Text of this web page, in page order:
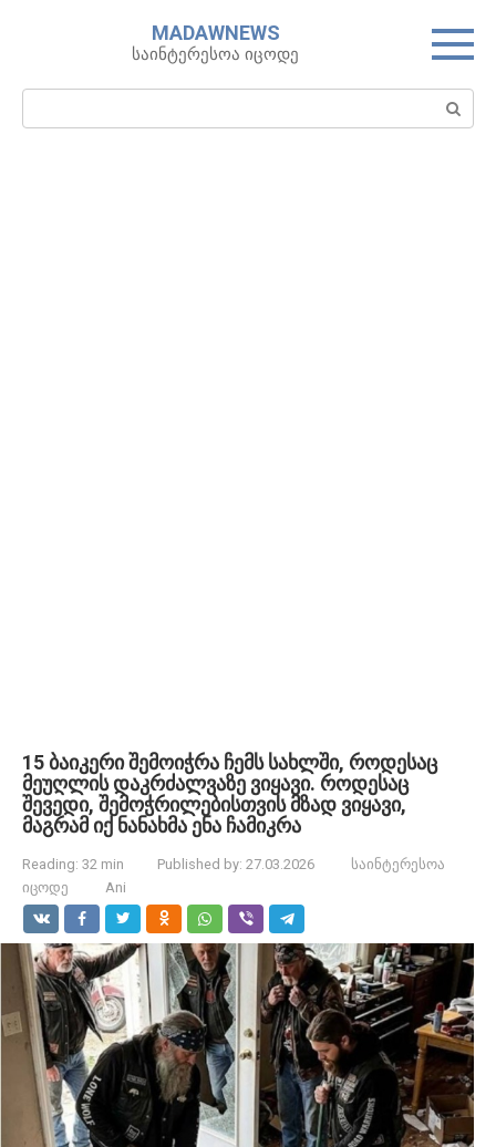
MADAWNEWS
საინტერესოა იცოდე
Search:
15 ბაიკერი შემოიჭრა ჩემს სახლში, როდესაც
მეუღლის დაკრძალვაზე ვიყავი. როდესაც
შევედი, შემოჭრილებისთვის მზად ვიყავი,
მაგრამ იქ ნანახმა ენა ჩამიკრა
Reading: 32 min Published by: 27.03.2026
საინტერესოა
იცოდე
Ani